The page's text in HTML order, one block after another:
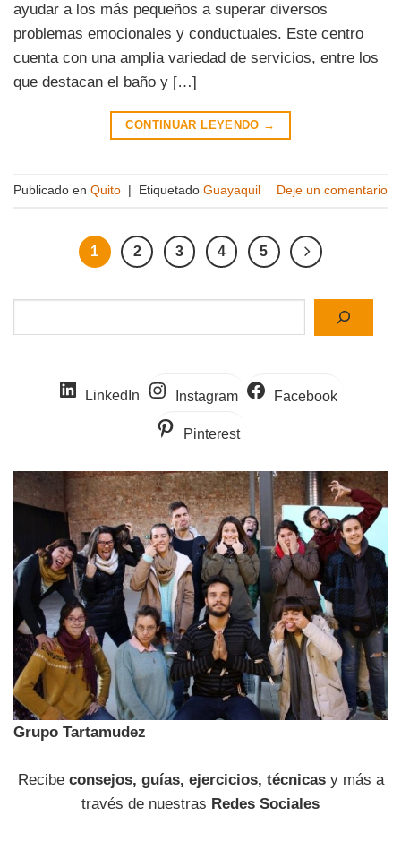
ayudar a los más pequeños a superar diversos
problemas emocionales y conductuales. Este centro
cuenta con una amplia variedad de servicios, entre los
que destacan el baño y […]
CONTINUAR LEYENDO →
Publicado en Quito Etiquetado Guayaquil Deje un comentario
1 2 3 4 5
LinkedIn Instagram Facebook
Pinterest
Grupo Tartamudez
Recibe consejos, guías, ejercicios, técnicasy más a
través de nuestras Redes Sociales